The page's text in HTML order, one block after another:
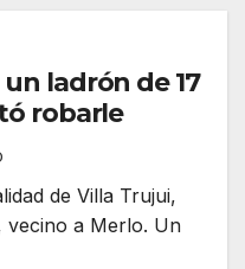
ladrón de 17
robarle
de Villa Trujui,
vecino a Merlo. Un